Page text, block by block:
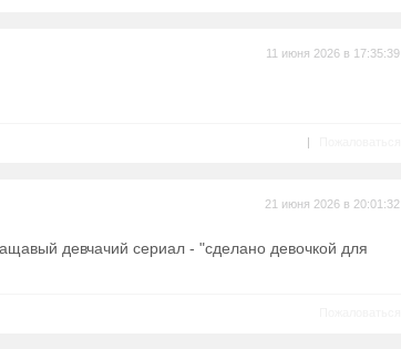
11 июня 2026 в 17:35:39
|
21 июня 2026 в 20:01:32
девчачий сериал - "сделано девочкой для